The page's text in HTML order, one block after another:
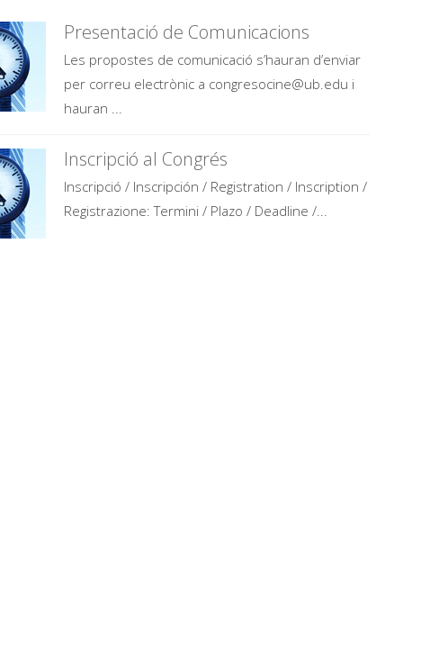
Presentació de Comunicacions
Les propostes de comunicació s’hauran d’enviar
per correu electrònic a congresocine@ub.edu i
hauran ...
Inscripció al Congrés
Inscripció / Inscripción / Registration / Inscription /
Registrazione: Termini / Plazo / Deadline /...